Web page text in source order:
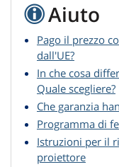
Aiuto
Pago il prezzo
dall'UE?
In che cosa
Quale scegliere?
Che garanzia
Programma di
Istruzioni per il
proiettore